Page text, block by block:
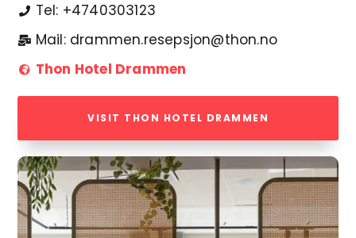
Tel: +4740303123
Mail: drammen.resepsjon@thon.no
Thon Hotel Drammen
VISIT THON HOTEL DRAMMEN